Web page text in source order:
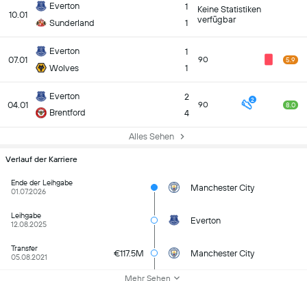
10.01
Everton
Sunderland
1
1
Keine Statistiken
verfügbar
07.01
Everton
Wolves
1
1
90 5.9
04.01
Everton
Brentford
2
4
90 2
8.0
Alles Sehen
Verlauf der Karriere
Ende der Leihgabe
01.07.2026
Manchester City
Leihgabe
12.08.2025
Everton
Transfer
05.08.2021
€117.5M Manchester City
Mehr Sehen